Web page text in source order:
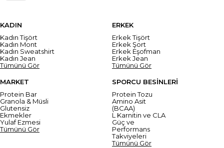
KADIN
Kadın Tişört
Kadın Mont
Kadın Sweatshirt
Kadın Jean
Tümünü Gör
ERKEK
Erkek Tişört
Erkek Şort
Erkek Eşofman
Erkek Jean
Tümünü Gör
MARKET
Protein Bar
Granola & Müsli
Glutensiz
Ekmekler
Yulaf Ezmesi
Tümünü Gör
SPORCU BESİNLERİ
Protein Tozu
Amino Asit
(BCAA)
L Karnitin ve CLA
Güç ve
Performans
Takviyeleri
Tümünü Gör